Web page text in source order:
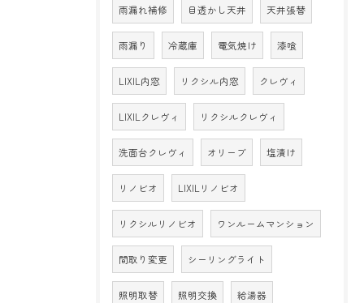
雨漏れ補修 目透かし天井 天井張替
雨漏り 冷蔵庫 電気焼け 漆喰
LIXIL内窓 リクシル内窓 クレヴィ
LIXILクレヴィ リクシルクレヴィ
洗面台クレヴィ オリーブ 塩漬け
リノビオ LIXILリノビオ
リクシルリノビオ ワンルームマンション
間取り変更 シーリングライト
照明取替 照明交換 給湯器